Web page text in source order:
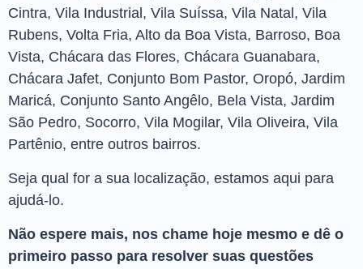
Cintra, Vila Industrial, Vila Suíssa, Vila Natal, Vila
Rubens, Volta Fria, Alto da Boa Vista, Barroso, Boa
Vista, Chácara das Flores, Chácara Guanabara,
Chácara Jafet, Conjunto Bom Pastor, Oropó, Jardim
Maricá, Conjunto Santo Angêlo, Bela Vista, Jardim
São Pedro, Socorro, Vila Mogilar, Vila Oliveira, Vila
Partênio, entre outros bairros.
Seja qual for a sua localização, estamos aqui para
ajudá-lo.
Não espere mais, nos chame hoje mesmo e dê o
primeiro passo para resolver suas questões